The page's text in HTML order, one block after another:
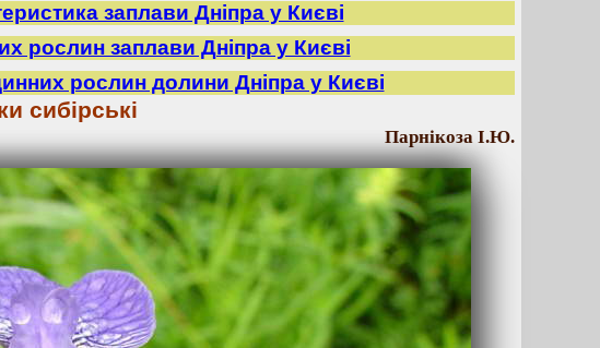
заплави Дніпра у Києві
рослин заплави Дніпра у Києві
рослин долини Дніпра у Києві
сибірські
Парнікоза І.Ю.